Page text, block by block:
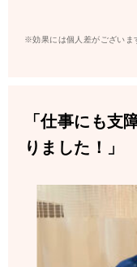
※効果には個人差がございま
「仕事にも支
りました！」